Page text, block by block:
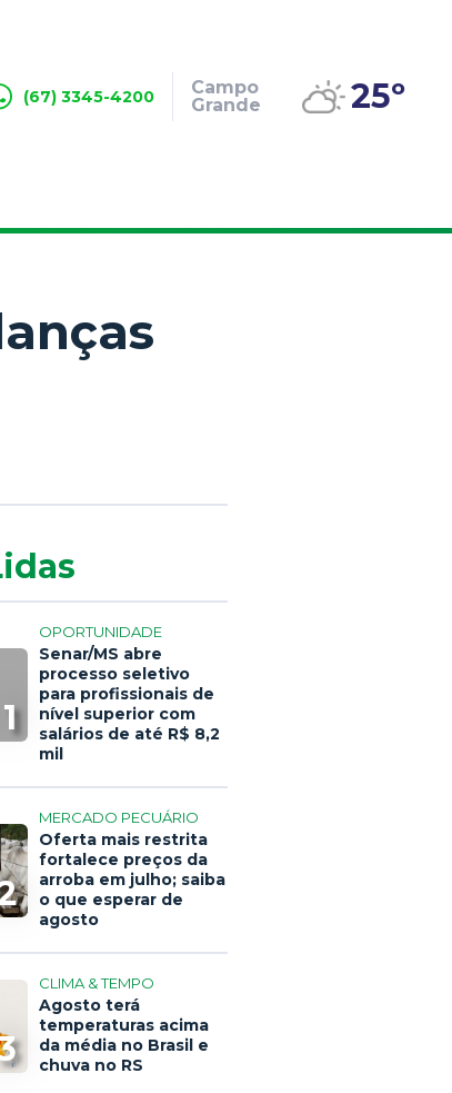
(67) 3345-4200
Campo
Grande
25º
1
OPORTUNIDADE
Senar/MS abre
processo seletivo
para profissionais de
nível superior com
salários de até R$ 8,2
mil
MERCADO PECUÁRIO
Oferta mais restrita
fortalece preços da
arroba em julho; saiba
o que esperar de
agosto
CLIMA & TEMPO
Agosto terá
temperaturas acima
da média no Brasil e
chuva no RS